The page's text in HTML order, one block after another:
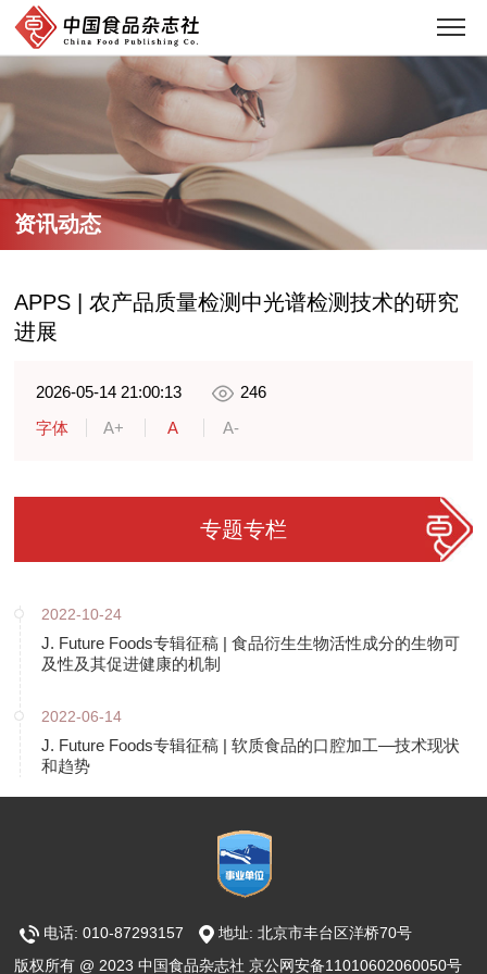
资讯动态
APPS | 农产品质量检测中光谱检测技术的研究
进展
2026-05-14 21:00:13
246
字体
A+ A A-
专题专栏
2022-10-24
J. Future Foods专辑征稿 | 食品衍生生物活性成分的生物可
及性及其促进健康的机制
2022-06-14
J. Future Foods专辑征稿 | 软质食品的口腔加工—技术现状
和趋势
电话: 010-87293157
地址: 北京市丰台区洋桥70号
版权所有 @ 2023 中国食品杂志社 京公网安备11010602060050号